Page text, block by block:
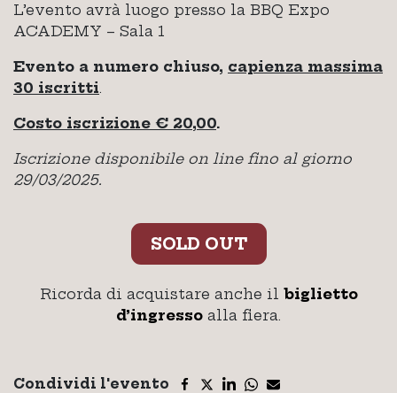
L’evento avrà luogo presso la BBQ Expo
ACADEMY – Sala 1
Evento a numero chiuso, capienza massima
30 iscritti.
Costo iscrizione € 20,00.
Iscrizione disponibile on line fino al giorno
29/03/2025.
SOLD OUT
Ricorda di acquistare anche il biglietto
d’ingresso alla fiera.
Condividi l'evento